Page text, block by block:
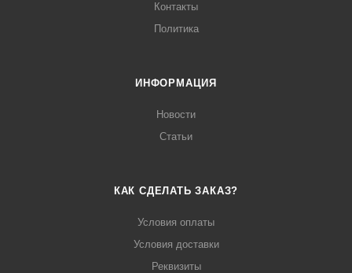
Контакты
Политика
ИНФОРМАЦИЯ
Новости
Статьи
КАК СДЕЛАТЬ ЗАКАЗ?
Условия оплаты
Условия доставки
Реквизиты